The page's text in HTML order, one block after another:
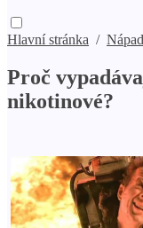
Hlavní stránka /
Proč
nikotinové?